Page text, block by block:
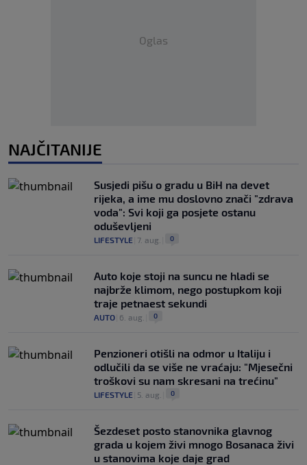
Oglas
NAJČITANIJE
Susjedi pišu o gradu u BiH na devet
rijeka, a ime mu doslovno znači "zdrava
voda": Svi koji ga posjete ostanu
oduševljeni
LIFESTYLE 7. aug. 0
Auto koje stoji na suncu ne hladi se
najbrže klimom, nego postupkom koji
traje petnaest sekundi
AUTO 6. aug. 0
Penzioneri otišli na odmor u Italiju i
odlučili da se više ne vraćaju: "Mjesečni
troškovi su nam skresani na trećinu"
LIFESTYLE 5. aug. 0
Šezdeset posto stanovnika glavnog
grada u kojem živi mnogo Bosanaca živi
u stanovima koje daje grad